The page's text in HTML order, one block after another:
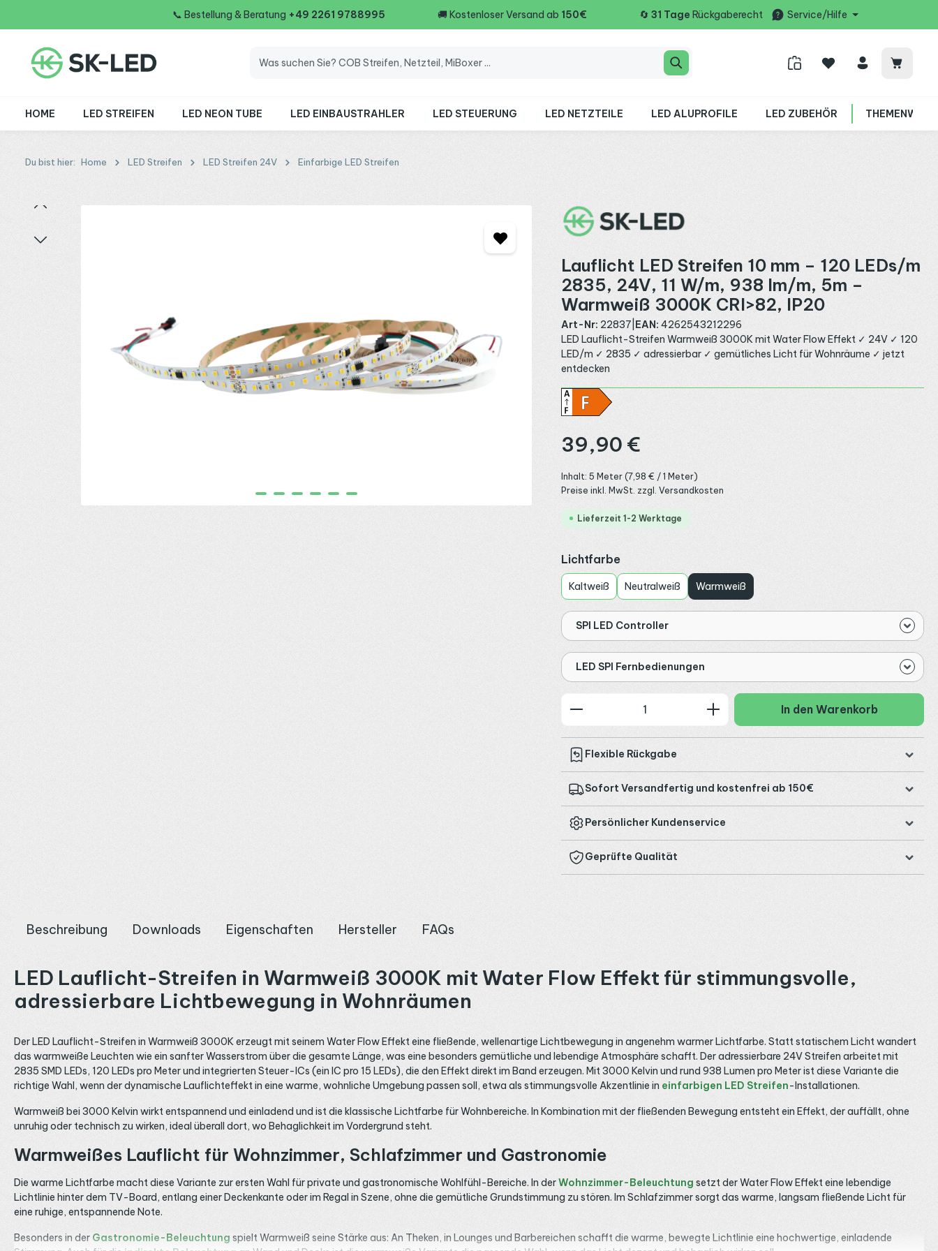
📞 Bestellung & Beratung +49 2261 9788995 🚚 Kostenloser Versand ab 150€ 🔄 31 Tage Rückgaberecht Service/Hilfe
HOME LED STREIFEN LED NEON TUBE LED EINBAUSTRAHLER LED STEUERUNG LED NETZTEILE LED ALUPROFILE LED ZUBEHÖR
Du bist hier: Home LED Streifen LED Streifen 24V Einfarbige LED Streifen
Bildergalerie überspringen
Lauflicht LED Streifen 10 mm – 120 LEDs/m
2835, 24V, 11 W/m, 938 lm/m, 5m –
Warmweiß 3000K CRI>82, IP20
Art-Nr: 22837 EAN: 4262543212296
LED Lauflicht-Streifen Warmweiß 3000K mit Water Flow Effekt ✓ 24V ✓ 120
LED/m ✓ 2835 ✓ adressierbar ✓ gemütliches Licht für Wohnräume ✓ jetzt
entdecken
Regulärer Preis:
39,90 €
Inhalt: 5 Meter (7,98 € / 1 Meter)
Preise inkl. MwSt. zzgl. Versandkosten
Lieferzeit 1-2 Werktage
Lichtfarbeauswählen
Kaltweiß Neutralweiß Warmweiß
SPI LED Controller
LED SPI Fernbedienungen
Produkt Anzahl: Gib den gewünschten Wert
In den Warenkorb
Flexible Rückgabe
Sofort Versandfertig und kostenfrei ab 150€
Persönlicher Kundenservice
Geprüfte Qualität
Beschreibung Downloads Eigenschaften Hersteller FAQs
LED Lauflicht-Streifen in Warmweiß 3000K mit Water Flow Effekt für stimmungsvolle,
adressierbare Lichtbewegung in Wohnräumen
Der LED Lauflicht-Streifen in Warmweiß 3000K erzeugt mit seinem Water Flow Effekt eine fließende, wellenartige Lichtbewegung in angenehm warmer Lichtfarbe. Statt statischem Licht wandert
das warmweiße Leuchten wie ein sanfter Wasserstrom über die gesamte Länge, was eine besonders gemütliche und lebendige Atmosphäre schafft. Der adressierbare 24V Streifen arbeitet mit
2835 SMD LEDs, 120 LEDs pro Meter und integrierten Steuer-ICs (ein IC pro 15 LEDs), die den Effekt direkt im Band erzeugen. Mit 3000 Kelvin und rund 938 Lumen pro Meter ist diese Variante die
richtige Wahl, wenn der dynamische Lauflichteffekt in eine warme, wohnliche Umgebung passen soll, etwa als stimmungsvolle Akzentlinie in einfarbigen LED Streifen-Installationen.
Warmweiß bei 3000 Kelvin wirkt entspannend und einladend und ist die klassische Lichtfarbe für Wohnbereiche. In Kombination mit der fließenden Bewegung entsteht ein Effekt, der auffällt, ohne
unruhig oder technisch zu wirken, ideal überall dort, wo Behaglichkeit im Vordergrund steht.
Warmweißes Lauflicht für Wohnzimmer, Schlafzimmer und Gastronomie
Die warme Lichtfarbe macht diese Variante zur ersten Wahl für private und gastronomische Wohlfühl-Bereiche. In derWohnzimmer-Beleuchtung setzt der Water Flow Effekt eine lebendige
Lichtlinie hinter dem TV-Board, entlang einer Deckenkante oder im Regal in Szene, ohne die gemütliche Grundstimmung zu stören. Im Schlafzimmer sorgt das warme, langsam fließende Licht für
eine ruhige, entspannende Note.
Besonders in der Gastronomie-Beleuchtung spielt Warmweiß seine Stärke aus: An Theken, in Lounges und Barbereichen schafft die warme, bewegte Lichtlinie eine hochwertige, einladende